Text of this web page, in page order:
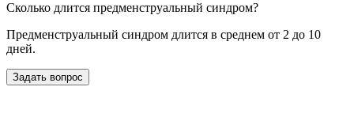
Сколько длится предменструальный синдром?
Предменструальный синдром длится в среднем от 2 до 10
дней.
Задать вопрос